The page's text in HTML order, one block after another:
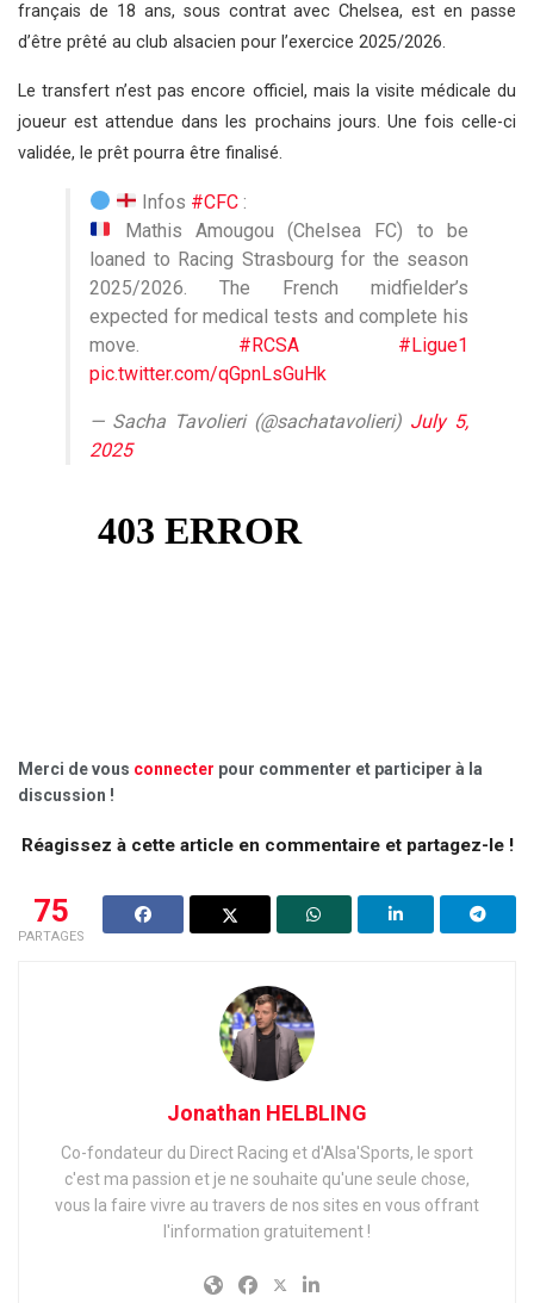
français de 18 ans, sous contrat avec Chelsea, est en passe
d’être prêté au club alsacien pour l’exercice 2025/2026.
Le transfert n’est pas encore officiel, mais la visite médicale du
joueur est attendue dans les prochains jours. Une fois celle-ci
validée, le prêt pourra être finalisé.
Infos #CFC :
Mathis Amougou (Chelsea FC) to be
loaned to Racing Strasbourg for the season
2025/2026. The French midfielder’s
expected for medical tests and complete his
move. #RCSA
#Ligue1
pic.twitter.com/qGpnLsGuHk
— Sacha Tavolieri (@sachatavolieri) July 5,
2025
Merci de vous connecter pour commenter et participer à la
discussion !
Réagissez à cette article en commentaire et partagez-le !
75
PARTAGES
Jonathan HELBLING
Co-fondateur du Direct Racing et d'Alsa'Sports, le sport
c'est ma passion et je ne souhaite qu'une seule chose,
vous la faire vivre au travers de nos sites en vous offrant
l'information gratuitement !